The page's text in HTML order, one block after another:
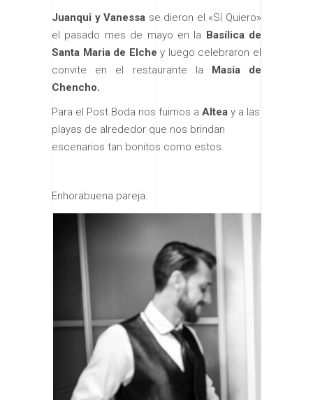
Juanqui y Vanessa se dieron el «Sí Quiero»
el pasado mes de mayo en la Basílica de
Santa Maria de Elche y luego celebraron el
convite en el restaurante la Masía de
Chencho.
Para el Post Boda nos fuimos a Altea y a las
playas de alrededor que nos brindan
escenarios tan bonitos como estos.
Enhorabuena pareja.